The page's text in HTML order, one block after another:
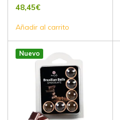
48,45€
Añadir al carrito
Nuevo